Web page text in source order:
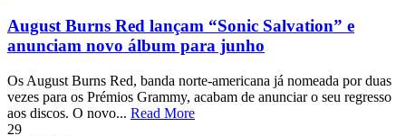
August Burns Red lançam “Sonic Salvation” e
anunciam novo álbum para junho
Os August Burns Red, banda norte-americana já nomeada por duas
vezes para os Prémios Grammy, acabam de anunciar o seu regresso
aos discos. O novo... Read More
29